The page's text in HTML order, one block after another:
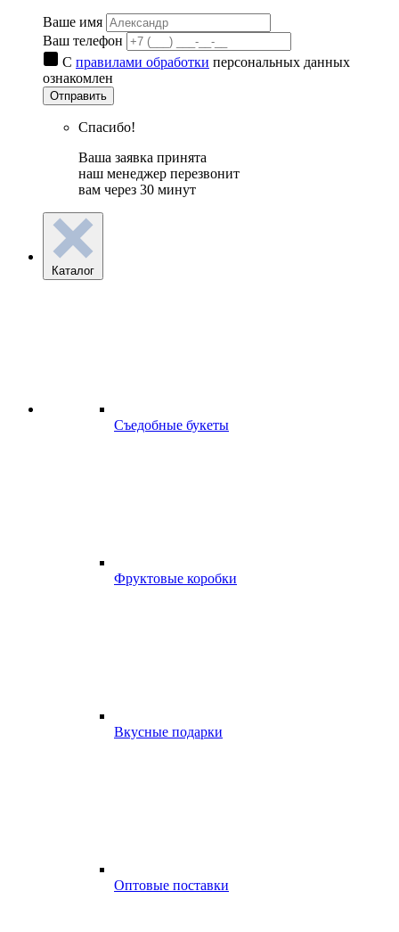
Ваше имя
Ваш телефон
С правилами обработки персональных данных
ознакомлен
Отправить
Спасибо!
Ваша заявка принята
наш менеджер перезвонит
вам через 30 минут
Каталог
Съедобные букеты
Фруктовые коробки
Вкусные подарки
Оптовые поставки